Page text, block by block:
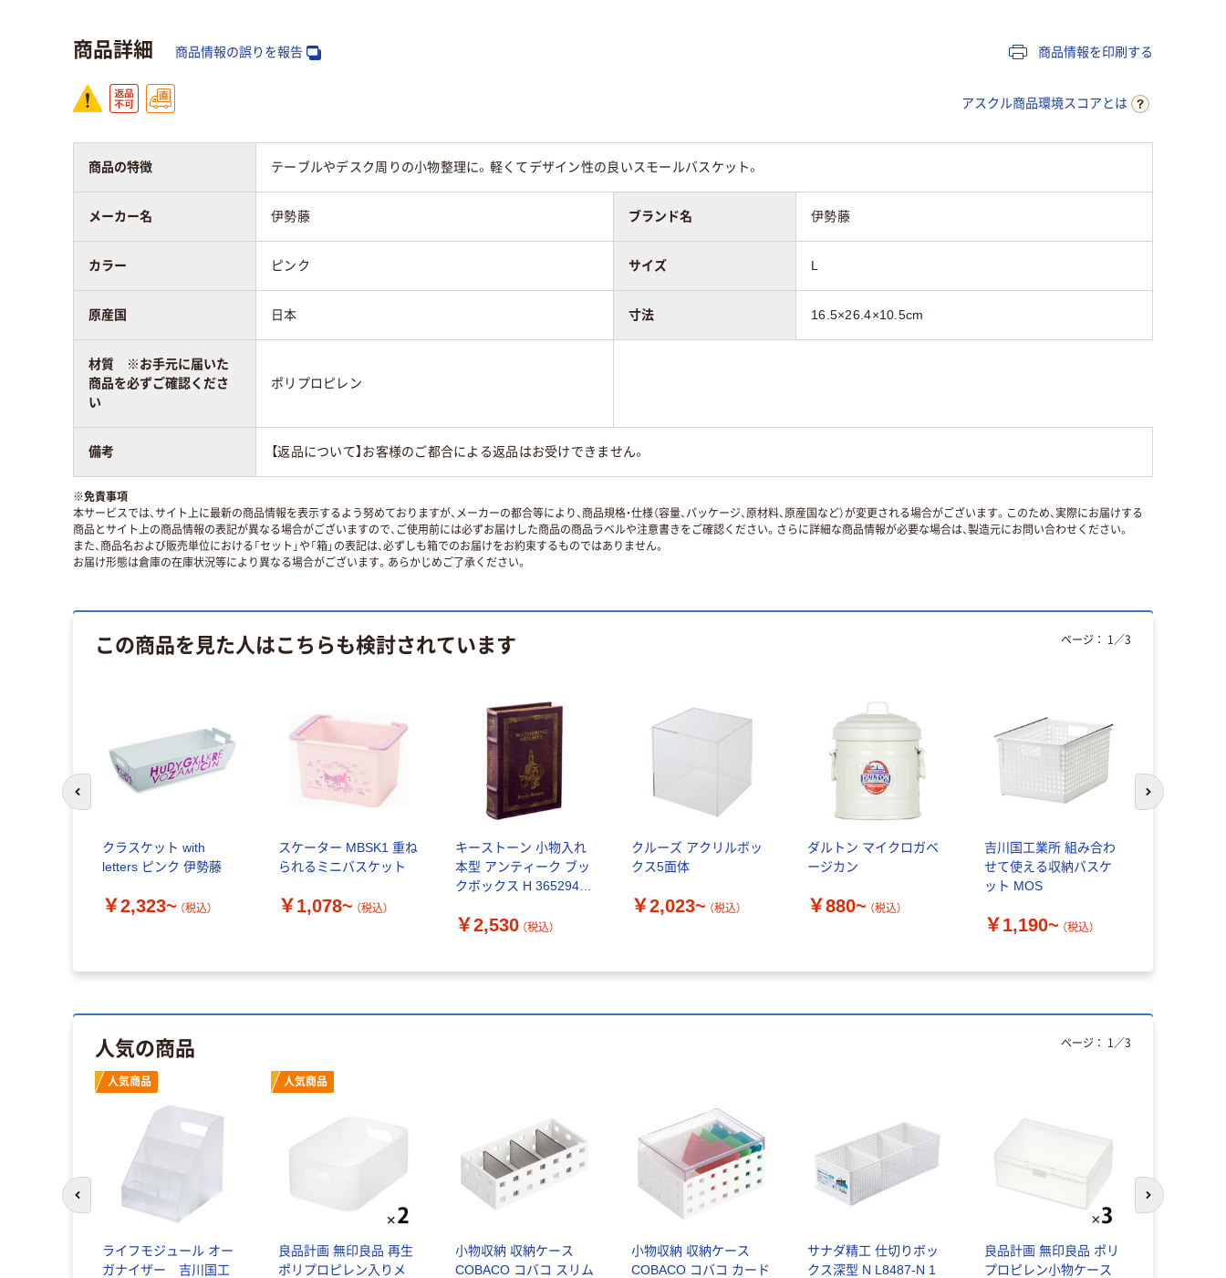
商品詳細 商品情報の誤りを報告 商品情報を印刷する
アスクル商品環境スコアとは
商品の特徴 テーブルやデスク周りの小物整理に。軽くてデザイン性の良いスモールバスケット。
メーカー名 伊勢藤 ブランド名 伊勢藤
カラー ピンク サイズ L
原産国 日本 寸法 16.5×26.4×10.5cm
材質 ※お手元に届いた
商品を必ずご確認くださ
い
ポリプロピレン
備考 【返品について】お客様のご都合による返品はお受けできません。
※免責事項
本サービスでは、サイト上に最新の商品情報を表示するよう努めておりますが、メーカーの都合等により、商品規格・仕様（容量、パッケージ、原材料、原産国など）が変更される場合がございます。このため、実際にお届けする
商品とサイト上の商品情報の表記が異なる場合がございますので、ご使用前には必ずお届けした商品の商品ラベルや注意書きをご確認ください。さらに詳細な商品情報が必要な場合は、製造元にお問い合わせください。
また、商品名および販売単位における「セット」や「箱」の表記は、必ずしも箱でのお届けをお約束するものではありません。
お届け形態は倉庫の在庫状況等により異なる場合がございます。あらかじめご了承ください。
この商品を見た人はこちらも検討されています
クラスケット with
letters ピンク 伊勢藤
￥2,323~ （税込）
スケーター MBSK1 重ね
られるミニバスケット
￥1,078~ （税込）
キーストーン 小物入れ
本型 アンティーク ブッ
クボックス H 365294 1
￥2,530 （税込）
クルーズ アクリルボッ
クス5面体
￥2,023~ （税込）
ダルトン マイクロガベ
ージカン
￥880~ （税込）
吉川国工業所 組み合わ
せて使える収納バスケ
ット MOS
￥1,190~ （税込）
ページ： 1 ／3
次のスライド
人気の商品
人気商品
ライフモジュール オー
ガナイザー 吉川国工
人気商品
良品計画 無印良品 再生
ポリプロピレン入りメ
小物収納 収納ケース
COBACO コバコ スリム
小物収納 収納ケース
COBACO コバコ カード
サナダ精工 仕切りボッ
クス深型 N L8487-N 1
良品計画 無印良品 ポリ
プロピレン小物ケース
ページ： 1 ／3
前のスライドへ 次のスライド